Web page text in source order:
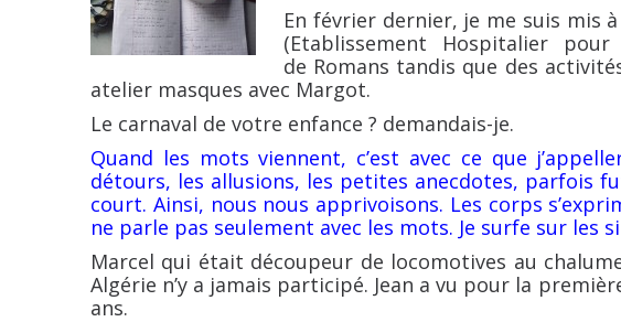
En février dernier, je me suis mis
(Etablissement Hospitalier pour
de Romans tandis que des
atelier masques avec Margot.
Le carnaval de votre enfance ? demandais-je.
Quand les mots viennent, c’est avec ce que
détours, les allusions, les petites anecdotes, parfois
court. Ainsi, nous nous apprivoisons. Les corps
ne parle pas seulement avec les mots. Je surfe sur les
Marcel qui était découpeur de locomotives au
Algérie n’y a jamais participé. Jean a vu pour la
ans.